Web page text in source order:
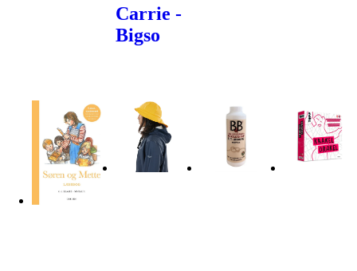
Carrie -
Bigso